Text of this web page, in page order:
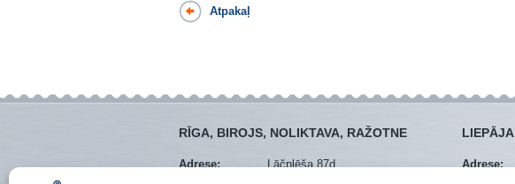
Atpakaļ
RĪGA, BIROJS, NOLIKTAVA, RAŽOTNE
Adrese:
Lāčplēša 87d
LIEPĀJA
Adrese: